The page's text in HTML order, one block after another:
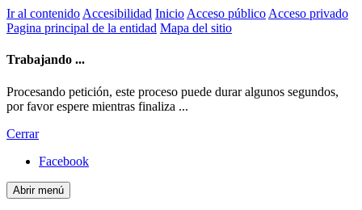
Ir al contenido Accesibilidad Inicio Acceso público Acceso privado
Pagina principal de la entidad Mapa del sitio
Trabajando ...
Procesando petición, este proceso puede durar algunos segundos,
por favor espere mientras finaliza ...
Cerrar
Facebook
Abrir menú